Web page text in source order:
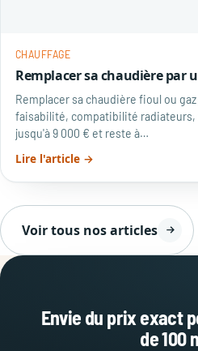
CHAUFFAGE
Remplacer sa chaudière par
Remplacer sa chaudière fioul ou
faisabilité, compatibilité radiateurs,
jusqu'à 9 000 € et reste à…
Lire l'article →
Voir tous nos articles
Envie du prix exact
de 100